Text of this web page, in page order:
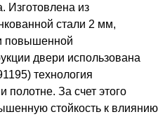
Изготовлена из
стали 2 мм,
повышенной
двери использована
технология
За счет этого
стойкость к влиянию